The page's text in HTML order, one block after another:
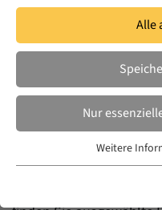
Die Formate
Veröffentlichungen, die
seinem Vorgänger,
Islam (AKMI),
Alle
Nur
Essenzielle Cookies
Weitere